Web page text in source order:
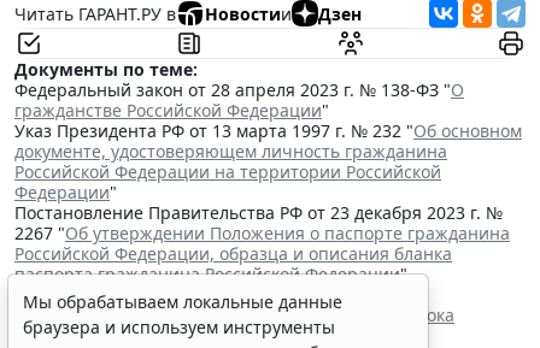
Читать ГАРАНТ.РУ в
Новостии Дзен
Документы по теме:
Федеральный закон от 28 апреля 2023 г. № 138-ФЗ "О
гражданстве Российской Федерации"
Указ Президента РФ от 13 марта 1997 г. № 232 "Об основном
документе, удостоверяющем личность гражданина
Российской Федерации на территории Российской
Федерации"
Постановление Правительства РФ от 23 декабря 2023 г. №
2267 "Об утверждении Положения о паспорте гражданина
Российской Федерации, образца и описания бланка
паспорта гражданина Российской Федерации"
Читайте также:
Владимир Путин подписал закон о продлении срока
действия "гаражной амнистии"
Мы обрабатываем локальные данные
браузера и используем инструменты